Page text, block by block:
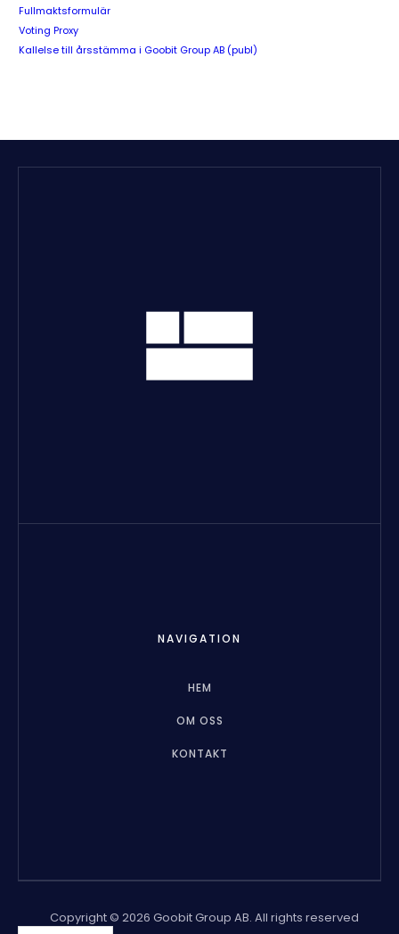
Fullmaktsformulär
Voting Proxy
Kallelse till årsstämma i Goobit Group AB (publ)
NAVIGATION
HEM
OM OSS
KONTAKT
Copyright © 2026 Goobit Group AB. All rights reserved